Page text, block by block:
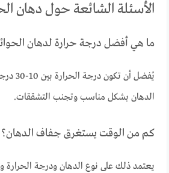
الأسئلة الشائعة حول دهان
ما هي أفضل درجة حرارة لدهان
يُفضل
الدهان بشكل مناسب وتجنب التشققات.
كم من الوقت يستغرق جفاف الدهان؟
يعتمد ذلك على نوع الدهان ودرجة الحرارة